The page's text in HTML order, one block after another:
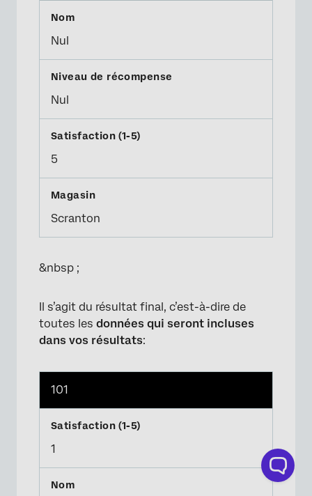
Nul
Nul
5
Scranton
&nbsp ;
Il s’agit du résultat final, c’est-à-dire de
toutes les données qui seront incluses
dans vos résultats:
101
1